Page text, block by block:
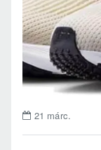
21 márc.